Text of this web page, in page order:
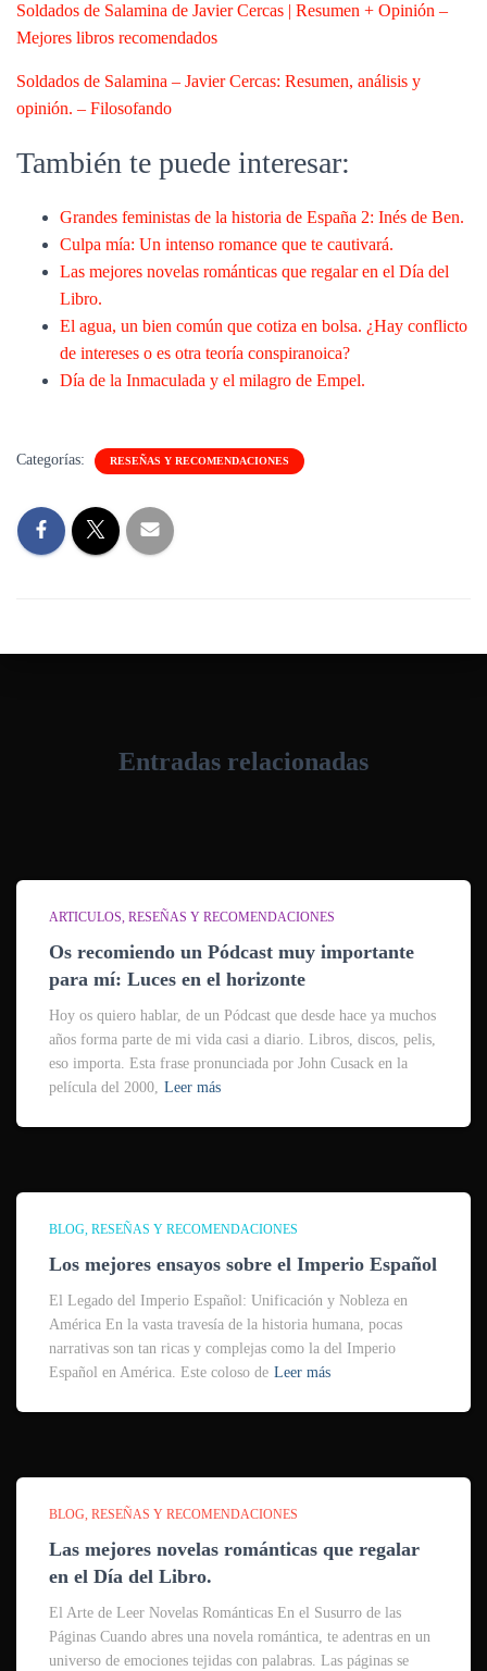
Soldados de Salamina de Javier Cercas | Resumen + Opinión –
Mejores libros recomendados
Soldados de Salamina – Javier Cercas: Resumen, análisis y
opinión. – Filosofando
También te puede interesar:
Grandes feministas de la historia de España 2: Inés de Ben.
Culpa mía: Un intenso romance que te cautivará.
Las mejores novelas románticas que regalar en el Día del
Libro.
El agua, un bien común que cotiza en bolsa. ¿Hay conflicto
de intereses o es otra teoría conspiranoica?
Día de la Inmaculada y el milagro de Empel.
Categorías: RESEÑAS Y RECOMENDACIONES
Entradas relacionadas
ARTICULOS RESEÑAS Y RECOMENDACIONES
Os recomiendo un Pódcast muy importante
para mí: Luces en el horizonte
Hoy os quiero hablar, de un Pódcast que desde hace ya muchos
años forma parte de mi vida casi a diario. Libros, discos, pelis,
eso importa. Esta frase pronunciada por John Cusack en la
película del 2000, Leer más
BLOG RESEÑAS Y RECOMENDACIONES
Los mejores ensayos sobre el Imperio Español
El Legado del Imperio Español: Unificación y Nobleza en
América En la vasta travesía de la historia humana, pocas
narrativas son tan ricas y complejas como la del Imperio
Español en América. Este coloso de Leer más
BLOG RESEÑAS Y RECOMENDACIONES
Las mejores novelas románticas que regalar
en el Día del Libro.
El Arte de Leer Novelas Románticas En el Susurro de las
Páginas Cuando abres una novela romántica, te adentras en un
universo de emociones tejidas con palabras. Las páginas se